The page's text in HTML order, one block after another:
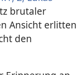
brutaler
Ansicht erlitten
den